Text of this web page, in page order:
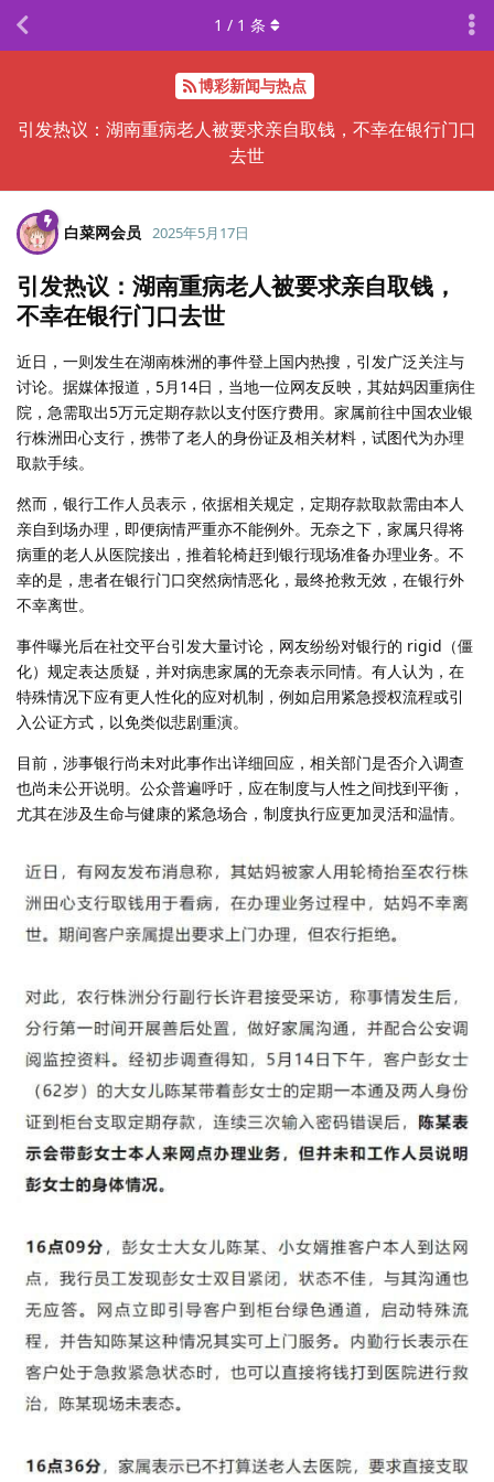
博彩新闻与热点
引发热议：湖南重病老人被要求亲自取钱，不幸在银行门口
去世
1 / 1 条
白菜网会员 2025年5月17日
引发热议：湖南重病老人被要求亲自取钱，
不幸在银行门口去世
近日，一则发生在湖南株洲的事件登上国内热搜，引发广泛关注与
讨论。据媒体报道，5月14日，当地一位网友反映，其姑妈因重病住
院，急需取出5万元定期存款以支付医疗费用。家属前往中国农业银
行株洲田心支行，携带了老人的身份证及相关材料，试图代为办理
取款手续。
然而，银行工作人员表示，依据相关规定，定期存款取款需由本人
亲自到场办理，即便病情严重亦不能例外。无奈之下，家属只得将
病重的老人从医院接出，推着轮椅赶到银行现场准备办理业务。不
幸的是，患者在银行门口突然病情恶化，最终抢救无效，在银行外
不幸离世。
事件曝光后在社交平台引发大量讨论，网友纷纷对银行的 rigid（僵
化）规定表达质疑，并对病患家属的无奈表示同情。有人认为，在
特殊情况下应有更人性化的应对机制，例如启用紧急授权流程或引
入公证方式，以免类似悲剧重演。
目前，涉事银行尚未对此事作出详细回应，相关部门是否介入调查
也尚未公开说明。公众普遍呼吁，应在制度与人性之间找到平衡，
尤其在涉及生命与健康的紧急场合，制度执行应更加灵活和温情。